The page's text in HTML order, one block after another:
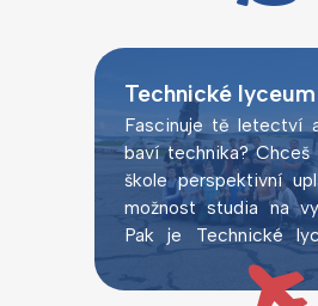
Technické lyceum
Fascinuje tě letectví
baví technika?
škole perspektivní
možnost studia na
Pak je Technické